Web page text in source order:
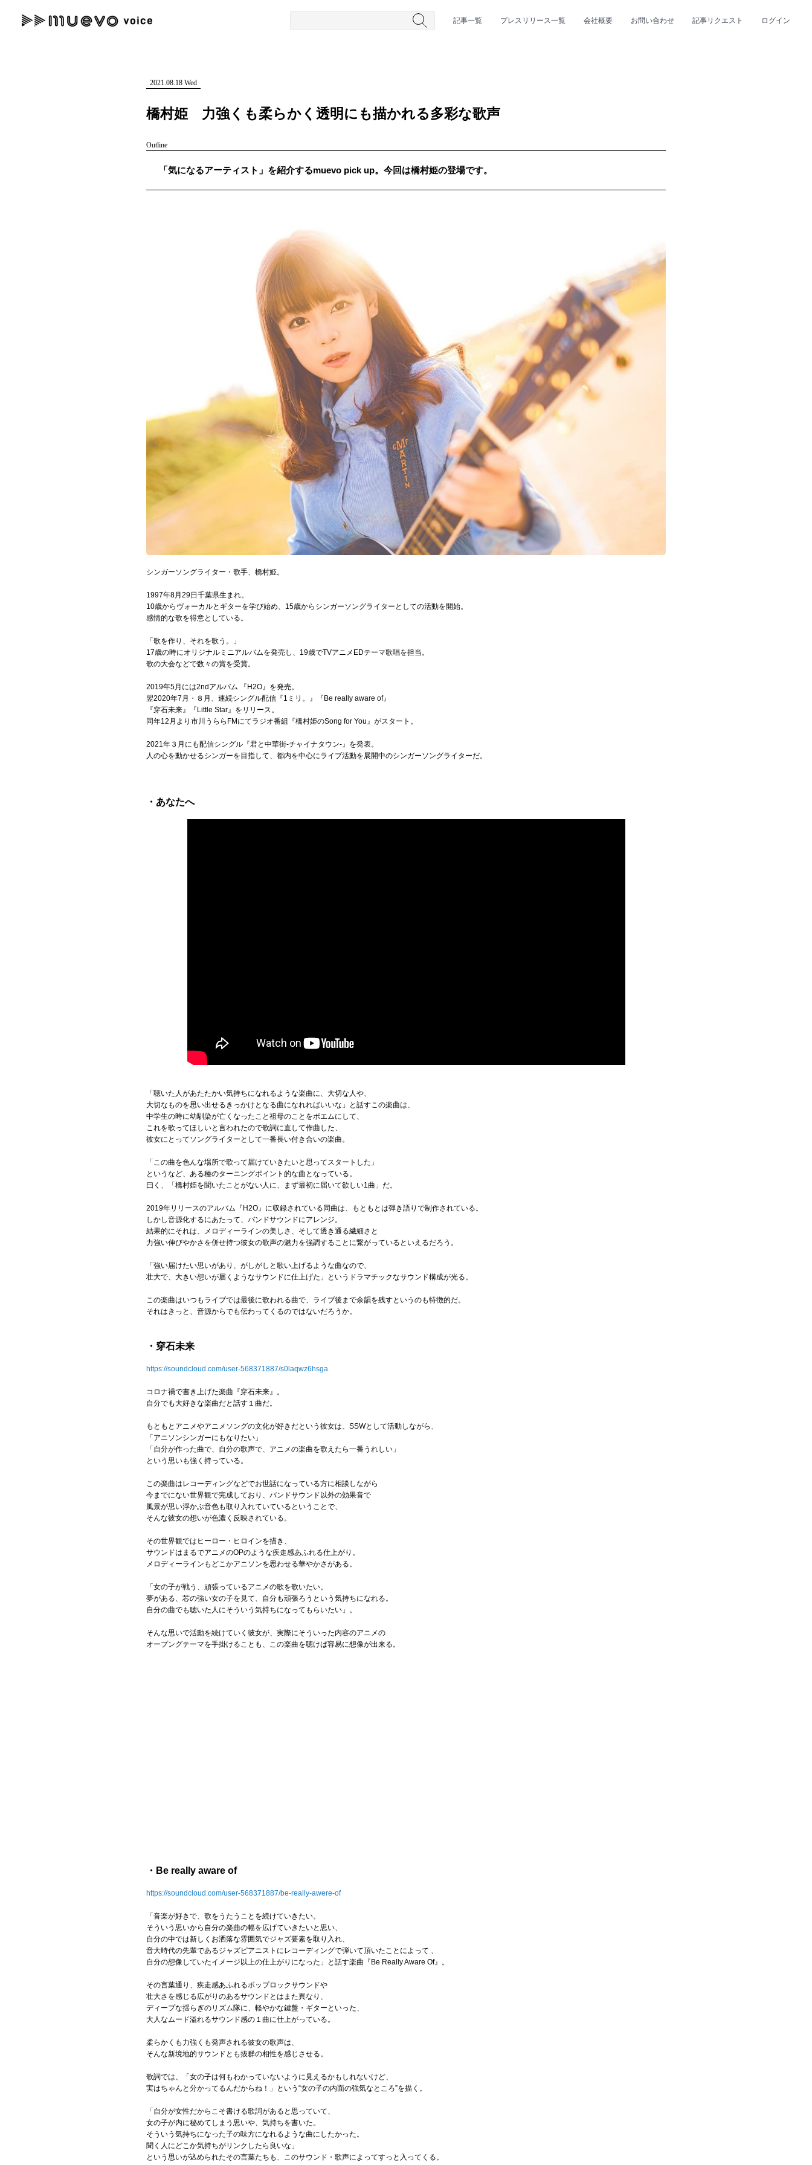
記事一覧 プレスリリース一覧 会社概要 お問い合わせ 記事リクエスト ログイン
#女性SSW #ロック #男性シンガー #HR/HM #女性シンガー #ヒップホップ #男性シンガーグループ #R&B/ソウル
"読者の声を形にする”音楽特化メディア
2021.08.18 Wed
橋村姫 力強くも柔らかく透明にも描かれる多彩な歌声
Outline
「気になるアーティスト」を紹介するmuevo pick up。今回は橋村姫の登場です。
シンガーソングライター・歌手、橋村姫。
1997年8月29日千葉県生まれ。
10歳からヴォーカルとギターを学び始め、15歳からシンガーソングライターとしての活動を開始。
感情的な歌を得意としている。
「歌を作り、それを歌う。」
17歳の時にオリジナルミニアルバムを発売し、19歳でTVアニメEDテーマ歌唱を担当。
歌の大会などで数々の賞を受賞。
2019年5月には2ndアルバム 『H2O』を発売。
翌2020年7月・８月、連続シングル配信『1ミリ。』『Be really aware of』
『穿石未来』『Little Star』をリリース。
同年12月より市川うららFMにてラジオ番組『橋村姫のSong for You』がスタート。
2021年３月にも配信シングル『君と中華街-チャイナタウン-』を発表。
人の心を動かせるシンガーを目指して、都内を中心にライブ活動を展開中のシンガーソングライターだ。
・あなたへ
「聴いた人があたたかい気持ちになれるような楽曲に、大切な人や、
大切なものを思い出せるきっかけとなる曲になれればいいな」と話すこの楽曲は、
中学生の時に幼馴染が亡くなったこと祖母のことをポエムにして、
これを歌ってほしいと言われたので歌詞に直して作曲した、
彼女にとってソングライターとして一番長い付き合いの楽曲。
「この曲を色んな場所で歌って届けていきたいと思ってスタートした」
というなど、ある種のターニングポイント的な曲となっている。
曰く、「橋村姫を聞いたことがない人に、まず最初に届いて欲しい1曲」だ。
2019年リリースのアルバム『H2O』に収録されている同曲は、もともとは弾き語りで制作されている。
しかし音源化するにあたって、バンドサウンドにアレンジ。
結果的にそれは、メロディーラインの美しさ、そして透き通る繊細さと
力強い伸びやかさを併せ持つ彼女の歌声の魅力を強調することに繋がっているといえるだろう。
「強い届けたい思いがあり、がしがしと歌い上げるような曲なので、
壮大で、大きい想いが届くようなサウンドに仕上げた」というドラマチックなサウンド構成が光る。
この楽曲はいつもライブでは最後に歌われる曲で、ライブ後まで余韻を残すというのも特徴的だ。
それはきっと、音源からでも伝わってくるのではないだろうか。
・穿石未来
https://soundcloud.com/user-568371887/s0laqwz6hsga
コロナ禍で書き上げた楽曲『穿石未来』。
自分でも大好きな楽曲だと話す１曲だ。
もともとアニメやアニメソングの文化が好きだという彼女は、SSWとして活動しながら、
「アニソンシンガーにもなりたい」
「自分が作った曲で、自分の歌声で、アニメの楽曲を歌えたら一番うれしい」
という思いも強く持っている。
この楽曲はレコーディングなどでお世話になっている方に相談しながら
今までにない世界観で完成しており、バンドサウンド以外の効果音で
風景が思い浮かぶ音色も取り入れていているということで、
そんな彼女の想いが色濃く反映されている。
その世界観ではヒーロー・ヒロインを描き、
サウンドはまるでアニメのOPのような疾走感あふれる仕上がり。
メロディーラインもどこかアニソンを思わせる華やかさがある。
「女の子が戦う、頑張っているアニメの歌を歌いたい。
夢がある、芯の強い女の子を見て、自分も頑張ろうという気持ちになれる。
自分の曲でも聴いた人にそういう気持ちになってもらいたい」。
そんな思いで活動を続けていく彼女が、実際にそういった内容のアニメの
オープングテーマを手掛けることも、この楽曲を聴けば容易に想像が出来る。
・Be really aware of
https://soundcloud.com/user-568371887/be-really-awere-of
「音楽が好きで、歌をうたうことを続けていきたい。
そういう思いから自分の楽曲の幅を広げていきたいと思い、
自分の中では新しくお洒落な雰囲気でジャズ要素を取り入れ、
音大時代の先輩であるジャズピアニストにレコーディングで弾いて頂いたことによって 、
自分の想像していたイメージ以上の仕上がりになった」と話す楽曲『Be Really Aware Of』。
その言葉通り、疾走感あふれるポップロックサウンドや
壮大さを感じる広がりのあるサウンドとはまた異なり、
ディープな揺らぎのリズム隊に、軽やかな鍵盤・ギターといった、
大人なムード溢れるサウンド感の１曲に仕上がっている。
柔らかくも力強くも発声される彼女の歌声は、
そんな新境地的サウンドとも抜群の相性を感じさせる。
歌詞では、「女の子は何もわかっていないように見えるかもしれないけど、
実はちゃんと分かってるんだからね！」という“女の子の内面の強気なところ”を描く。
「自分が女性だからこそ書ける歌詞があると思っていて、
女の子が内に秘めてしまう思いや、気持ちを書いた。
そういう気持ちになった子の味方になれるような曲にしたかった。
聞く人にどこか気持ちがリンクしたら良いな」
という思いが込められたその言葉たちも、このサウンド・歌声によってすっと入ってくる。